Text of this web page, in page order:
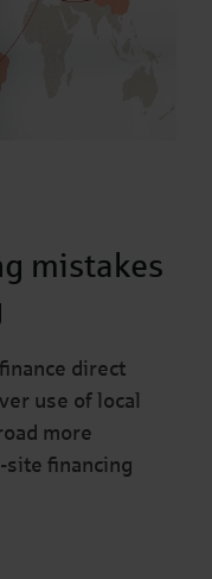
mistakes
direct
use of local
more
site financing